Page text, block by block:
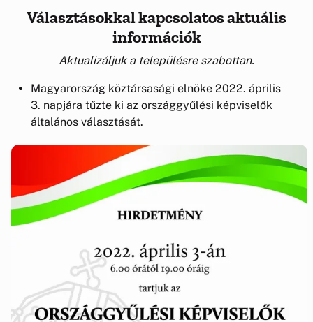
Választásokkal kapcsolatos aktuális
információk
Aktualizáljuk a településre szabottan.
Magyarország köztársasági elnöke 2022. április
3. napjára tűzte ki az országgyűlési képviselők
általános választását.